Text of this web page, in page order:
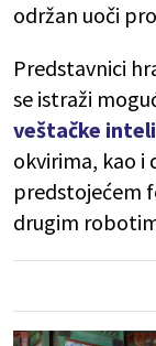
održan uoči
Predstavnici
se istraži
veštačke
okvirima, kao i
predstojećem
drugim